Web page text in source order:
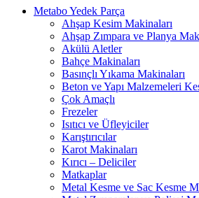
Metabo Yedek Parça
Ahşap Kesim Makinaları
Ahşap Zımpara ve Planya
Akülü Aletler
Bahçe Makinaları
Basınçlı Yıkama Makinaları
Beton ve Yapı Malzemeleri
Çok Amaçlı
Frezeler
Isıtıcı ve Üfleyiciler
Karıştırıcılar
Karot Makinaları
Kırıcı – Deliciler
Matkaplar
Metal Kesme ve Sac Kesme